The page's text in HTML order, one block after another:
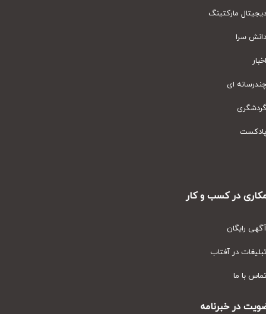
مارکتینگ
سرا
ای
در کسب و کار
رایگان
در آفتاب
با ما
در خبرنامه